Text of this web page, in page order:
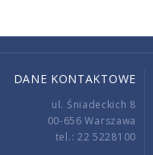
DANE KONTAKTOWE
ul. Śniadeckich 8
00-656 Warszawa
tel.: 22 5228100